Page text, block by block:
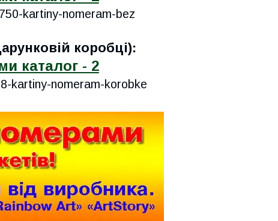
kartiny-nomeram-bez
коробці):
каталог - 2
kartiny-nomeram-korobke